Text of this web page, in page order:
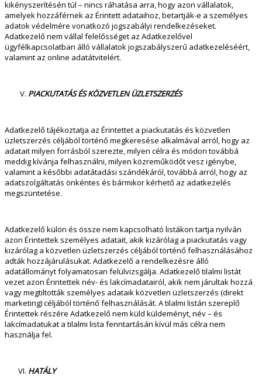
kikényszerítésén túl – nincs ráhatása arra, hogy azon vállalatok,
amelyek hozzáférnek az Érintett adataihoz, betartják-e a személyes
adatok védelmére vonatkozó jogszabályi rendelkezéseket.
Adatkezelő nem vállal felelősséget az Adatkezelővel
ügyfélkapcsolatban álló vállalatok jogszabályszerű adatkezeléséért,
valamint az online adatátvitelért.
PIACKUTATÁS ÉS KÖZVETLEN ÜZLETSZERZÉS
Adatkezelő tájékoztatja az Érintettet a piackutatás és közvetlen
üzletszerzés céljából történő megkeresése alkalmával arról, hogy az
adatait milyen forrásból szerezte, milyen célra és módon továbbá
meddig kívánja felhasználni, milyen közreműködőt vesz igénybe,
valamint a későbbi adatátadási szándékáról, továbbá arról, hogy az
adatszolgáltatás önkéntes és bármikor kérhető az adatkezelés
megszüntetése.
Adatkezelő külön és össze nem kapcsolható listákon tartja nyilván
azon Érintettek személyes adatait, akik kizárólag a piackutatás vagy
kizárólag a közvetlen üzletszerzés céljából történő felhasználásához
adták hozzájárulásukat. Adatkezelő a rendelkezésre álló
adatállományt folyamatosan felülvizsgálja. Adatkezelő tilalmi listát
vezet azon Érintettek név- és lakcímadatairól, akik nem járultak hozzá
vagy megtiltották személyes adataik közvetlen üzletszerzés (direkt
marketing) céljából történő felhasználását. A tilalmi listán szereplő
Érintettek részére Adatkezelő nem küld küldeményt, név – és
lakcímadatukat a tilalmi lista fenntartásán kívül más célra nem
használja fel.
HATÁLY